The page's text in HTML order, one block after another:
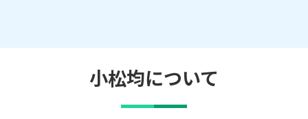
小松均について